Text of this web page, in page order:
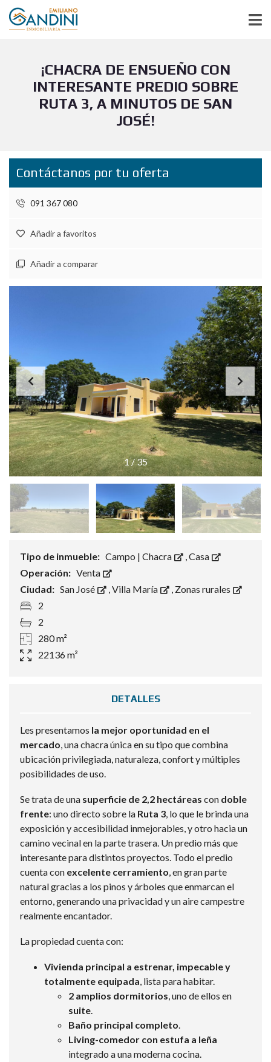
¡CHACRA DE ENSUEÑO CON
INTERESANTE PREDIO SOBRE
RUTA 3, A MINUTOS DE SAN
JOSÉ!
Contáctanos por tu oferta
091 367 080
Añadir a favoritos
Añadir a comparar
1/35
Tipo de inmueble: Campo | Chacra ,Casa
Operación: Venta
Ciudad: San José ,Villa María , Zonas rurales
2
2
280 m²
22136 m²
DETALLES
Les presentamos la mejor oportunidad en el
mercado, una chacra única en su tipo que combina
ubicación privilegiada, naturaleza, confort y múltiples
posibilidades de uso.
Se trata de una superficie de 2,2 hectáreas con doble
frente: uno directo sobre la Ruta 3, lo que le brinda una
exposición y accesibilidad inmejorables, y otro hacia un
camino vecinal en la parte trasera. Un predio más que
interesante para distintos proyectos. Todo el predio
cuenta con excelente cerramiento, en gran parte
natural gracias a los pinos y árboles que enmarcan el
entorno, generando una privacidad y un aire campestre
realmente encantador.
La propiedad cuenta con:
Vivienda principal a estrenar, impecable y
totalmente equipada, lista para habitar.
2 amplios dormitorios, uno de ellos en
suite.
Baño principal completo.
Living-comedor con estufa a leña
integrado a una moderna cocina.